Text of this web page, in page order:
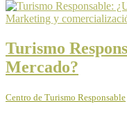
Marketing y
Turismo
Mercado?
Centro de Turismo Responsable